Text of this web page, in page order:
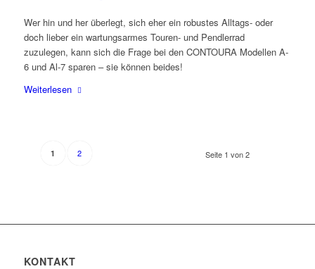
Wer hin und her überlegt, sich eher ein robustes Alltags- oder
doch lieber ein wartungsarmes Touren- und Pendlerrad
zuzulegen, kann sich die Frage bei den CONTOURA Modellen A-
6 und Al-7 sparen – sie können beides!
Weiterlesen
Seite 1 von 2
1 2
KONTAKT